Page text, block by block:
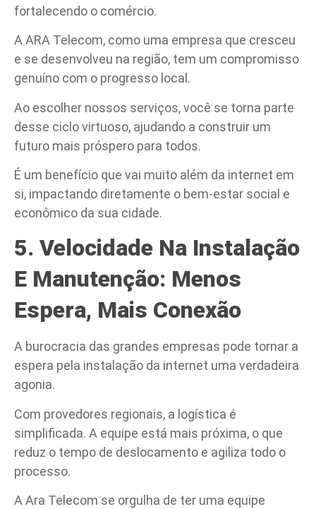
fortalecendo o comércio.
A ARA Telecom, como uma empresa que cresceu
e se desenvolveu na região, tem um compromisso
genuíno com o progresso local.
Ao escolher nossos serviços, você se torna parte
desse ciclo virtuoso, ajudando a construir um
futuro mais próspero para todos.
É um benefício que vai muito além da internet em
si, impactando diretamente o bem-estar social e
econômico da sua cidade.
5. Velocidade Na Instalação
E Manutenção: Menos
Espera, Mais Conexão
A burocracia das grandes empresas pode tornar a
espera pela instalação da internet uma verdadeira
agonia.
Com provedores regionais, a logística é
simplificada. A equipe está mais próxima, o que
reduz o tempo de deslocamento e agiliza todo o
processo.
A Ara Telecom se orgulha de ter uma equipe